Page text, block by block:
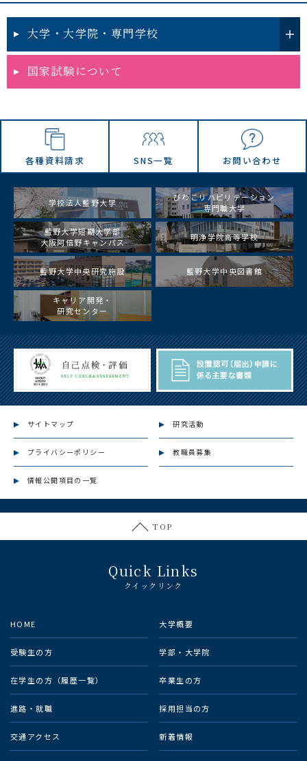
大学・大学院・専門学校
国家試験について
各種資料請求 SNS一覧 お問い合わせ
学校法人藍野大学
びわこリハビリテーション
専門職大学
藍野大学短期大学部
大阪阿倍野キャンパス
明浄学院高等学校
藍野大学中央研究施設 藍野大学中央図書館
キャリア開発・
研究センター
サイトマップ 研究活動
プライバシーポリシー 教職員募集
情報公開項目の一覧
TOP
Quick Links
クイックリンク
HOME 大学概要
受験生の方 学部・大学院
在学生の方（履歴一覧） 卒業生の方
進路・就職 採用担当の方
交通アクセス 新着情報